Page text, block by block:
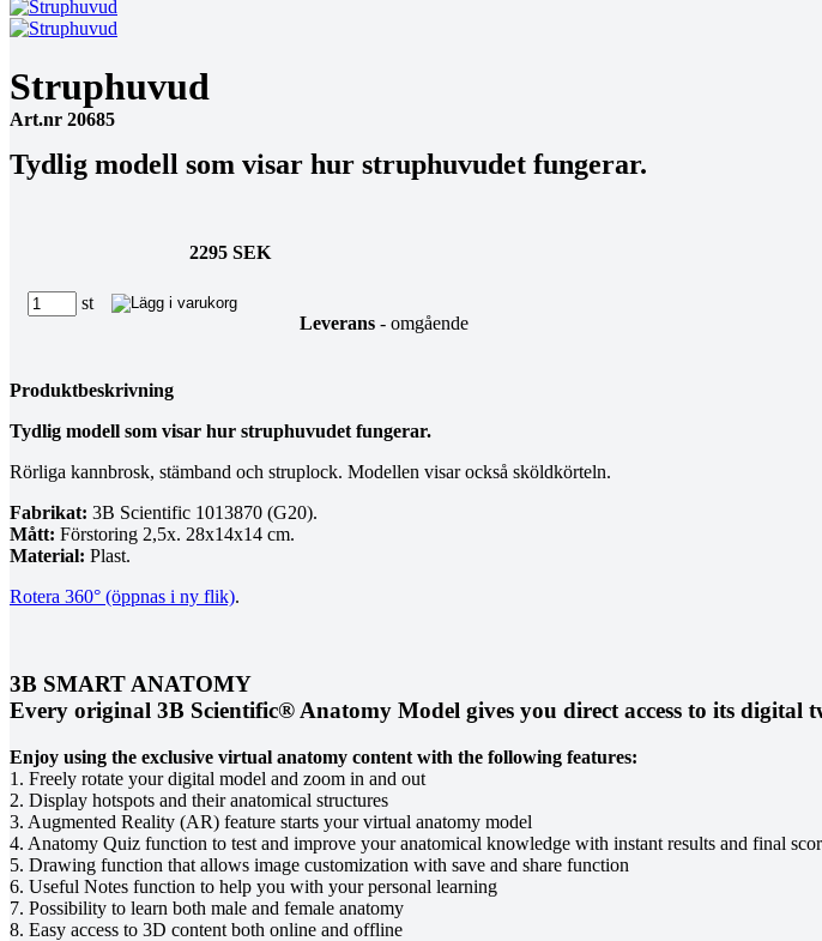
Struphuvud
Art.nr 20685
Tydlig modell som visar hur struphuvudet fungerar.
2295 SEK
st
Leverans - omgående
Produktbeskrivning
Tydlig modell som visar hur struphuvudet fungerar.
Rörliga kannbrosk, stämband och struplock. Modellen visar också sköldkörteln.
Fabrikat: 3B Scientific 1013870 (G20).
Mått: Förstoring 2,5x. 28x14x14 cm.
Material: Plast.
Rotera 360° (öppnas i ny flik).
3B SMART ANATOMY
Every original 3B Scientific® Anatomy Model gives you direct access to its digital
Enjoy using the exclusive virtual anatomy content with the following features:
1. Freely rotate your digital model and zoom in and out
2. Display hotspots and their anatomical structures
3. Augmented Reality (AR) feature starts your virtual anatomy model
4. Anatomy Quiz function to test and improve your anatomical knowledge with instant results and final
5. Drawing function that allows image customization with save and share function
6. Useful Notes function to help you with your personal learning
7. Possibility to learn both male and female anatomy
8. Easy access to 3D content both online and offline